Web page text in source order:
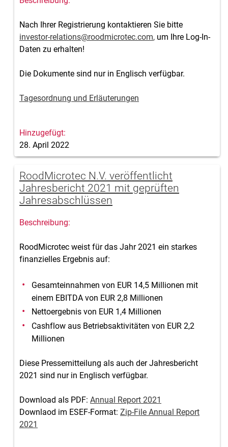
Nach Ihrer Registrierung kontaktieren Sie bitte
investor-relations@roodmicrotec.com, um Ihre Log-In-
Daten zu erhalten!
Die Dokumente sind nur in Englisch verfügbar.
Tagesordnung und Erläuterungen
28. April 2022
RoodMicrotec N.V. veröffentlicht
Jahresbericht 2021 mit geprüften
Jahresabschlüssen
RoodMicrotec weist für das Jahr 2021 ein starkes
finanzielles Ergebnis auf:
Gesamteinnahmen von EUR 14,5 Millionen mit
einem EBITDA von EUR 2,8 Millionen
Nettoergebnis von EUR 1,4 Millionen
Cashflow aus Betriebsaktivitäten von EUR 2,2
Millionen
Diese Pressemitteilung als auch der Jahresbericht
2021 sind nur in Englisch verfügbar.
Download als PDF: Annual Report 2021
Downlaod im ESEF-Format: Zip-File Annual Report
2021